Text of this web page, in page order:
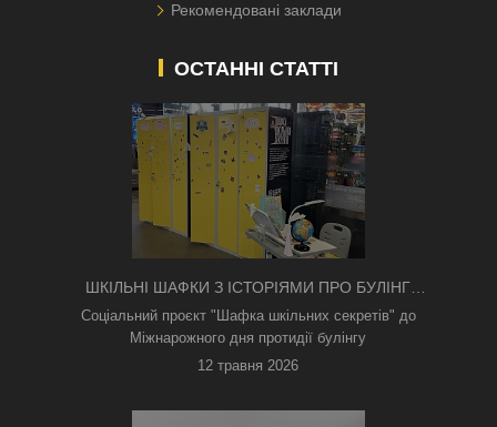
Рекомендовані заклади
ОСТАННІ СТАТТІ
ШКІЛЬНІ ШАФКИ З ІСТОРІЯМИ ПРО БУЛІНГ
З'ЯВИЛИСЯ В КИЄВІ
Соціальний проєкт "Шафка шкільних секретів" до
Міжнарожного дня протидії булінгу
12 травня 2026